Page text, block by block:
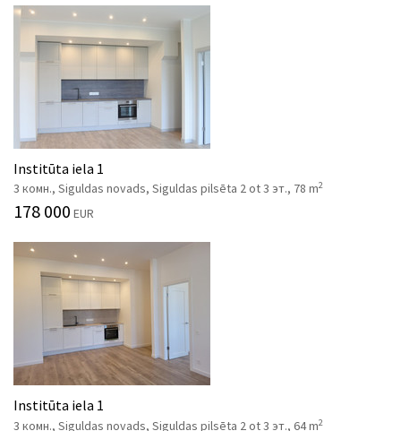
Institūta iela 1
3 комн., Siguldas novads, Siguldas pilsēta 2 ot 3 эт., 78 m2
178 000 EUR
Institūta iela 1
3 комн., Siguldas novads, Siguldas pilsēta 2 ot 3 эт., 64 m2